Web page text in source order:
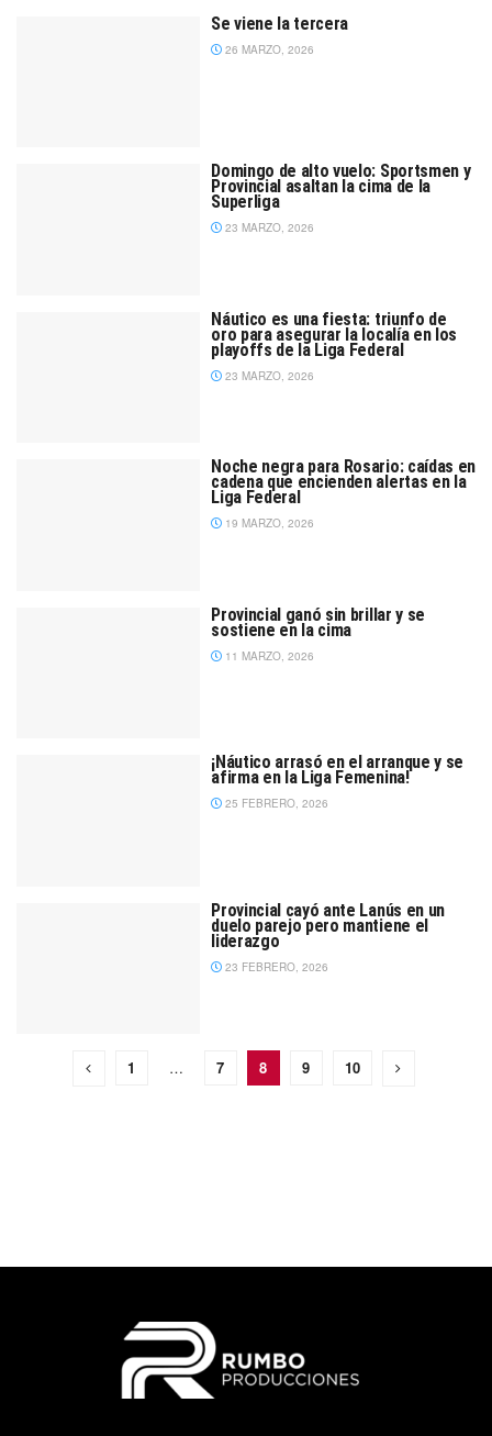
Se viene la tercera
26 MARZO, 2026
Domingo de alto vuelo: Sportsmen y
Provincial asaltan la cima de la
Superliga
23 MARZO, 2026
Náutico es una fiesta: triunfo de
oro para asegurar la localía en los
playoffs de la Liga Federal
23 MARZO, 2026
Noche negra para Rosario: caídas en
cadena que encienden alertas en la
Liga Federal
19 MARZO, 2026
Provincial ganó sin brillar y se
sostiene en la cima
11 MARZO, 2026
¡Náutico arrasó en el arranque y se
afirma en la Liga Femenina!
25 FEBRERO, 2026
Provincial cayó ante Lanús en un
duelo parejo pero mantiene el
liderazgo
23 FEBRERO, 2026
1 … 7 8 9 10